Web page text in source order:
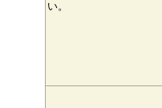
い。